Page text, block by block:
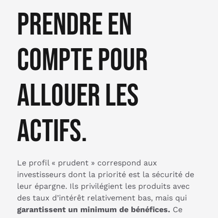
prendre en
compte pour
allouer les
actifs.
Le profil « prudent » correspond aux
investisseurs dont la priorité est la sécurité de
leur épargne. Ils privilégient les produits avec
des taux d’intérêt relativement bas, mais qui
garantissent un minimum de bénéfices. Ce